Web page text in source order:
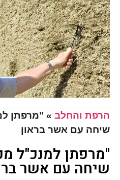
הרפת והחלב » "מרפתן
שיחה עם אשר בראון
"מרפתן למנכ"ל
שיחה עם אשר